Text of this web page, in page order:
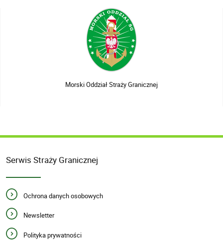
Morski Oddział Straży Granicznej
Serwis Straży Granicznej
Ochrona danych osobowych
Newsletter
Polityka prywatności